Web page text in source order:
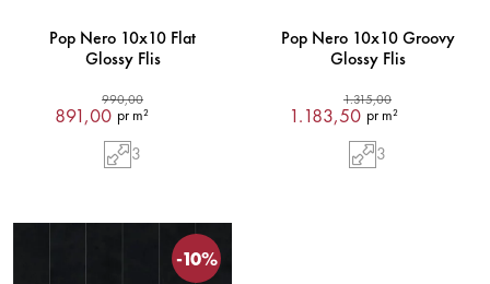
Pop Nero 10x10 Flat
Glossy Flis
990,00
891,00 pr m²
3
Pop Nero 10x10 Groovy
Glossy Flis
1.315,00
1.183,50 pr m²
3
-10%